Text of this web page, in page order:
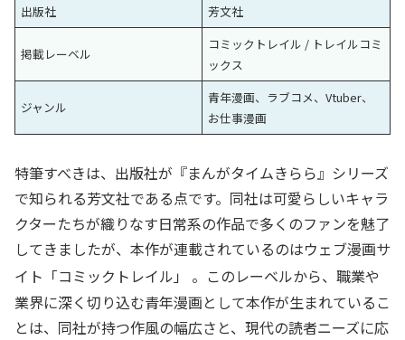
出版社
芳文社
掲載レーベル
コミックトレイル / トレイルコミ
ックス
ジャンル
青年漫画、ラブコメ、Vtuber、
お仕事漫画
特筆すべきは、出版社が『まんがタイムきらら』シリーズ
で知られる芳文社である点です。同社は可愛らしいキャラ
クターたちが織りなす日常系の作品で多くのファンを魅了
してきましたが、本作が連載されているのはウェブ漫画サ
イト「コミックトレイル」 。このレーベルから、職業や
業界に深く切り込む青年漫画として本作が生まれているこ
とは、同社が持つ作風の幅広さと、現代の読者ニーズに応